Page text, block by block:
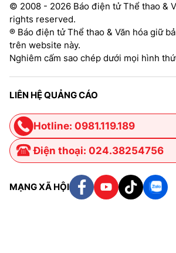
© 2008 - 2026 Báo điện tử Thể thao &
rights reserved.
® Báo điện tử Thể thao & Văn hóa giữ
trên website này.
Nghiêm cấm sao chép dưới mọi hình
LIÊN HỆ QUẢNG CÁO
Hotline: 0981.119.189
Điện thoại: 024.38254756
MẠNG XÃ HỘI